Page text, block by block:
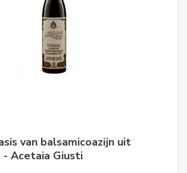
van balsamicoazijn uit
- Acetaia Giusti